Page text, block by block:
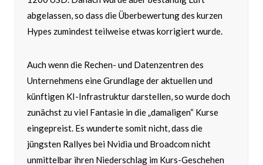
abgelassen, so dass die Überbewertung des kurzen
Hypes zumindest teilweise etwas korrigiert wurde.
Auch wenn die Rechen- und Datenzentren des
Unternehmens eine Grundlage der aktuellen und
künftigen KI-Infrastruktur darstellen, so wurde doch
zunächst zu viel Fantasie in die „damaligen“ Kurse
eingepreist. Es wunderte somit nicht, dass die
jüngsten Rallyes bei Nvidia und Broadcom nicht
unmittelbar ihren Niederschlag im Kurs-Geschehen